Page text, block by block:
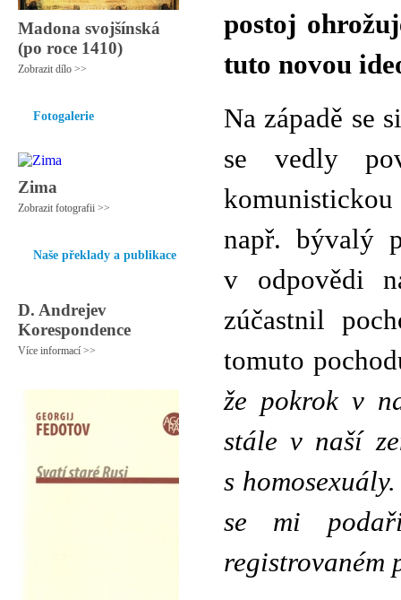
Madona svojšínská
(po roce 1410)
Zobrazit dílo >>
Fotogalerie
Zima
Zobrazit fotografii >>
Naše překlady a publikace
D. Andrejev
Korespondence
Více informací >>
postoj
tuto novou
Na západě se
se vedly
např. bývalý
v odpovědi
zúčastnil
tomuto
že pokrok v
stále v naší
s
se mi
registrovaném